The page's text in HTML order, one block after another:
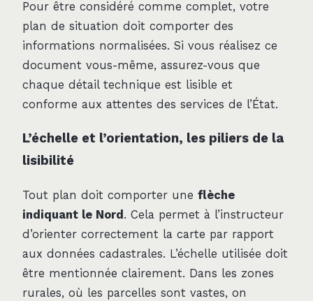
Pour être considéré comme complet, votre
plan de situation doit comporter des
informations normalisées. Si vous réalisez ce
document vous-même, assurez-vous que
chaque détail technique est lisible et
conforme aux attentes des services de l’État.
L’échelle et l’orientation, les piliers de la
lisibilité
Tout plan doit comporter une flèche
indiquant le Nord . Cela permet à l’instructeur
d’orienter correctement la carte par rapport
aux données cadastrales. L’échelle utilisée doit
être mentionnée clairement. Dans les zones
rurales, où les parcelles sont vastes, on